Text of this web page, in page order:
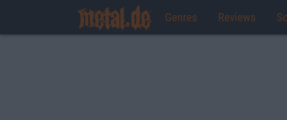
Genres Reviews